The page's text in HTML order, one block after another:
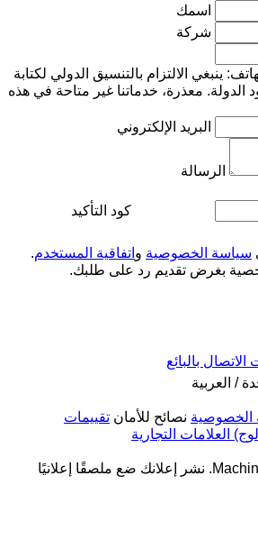
اسمك
شركة
ينبغي الالتزام بالتنسيق الدولي لكتابة
الدولة. معذرة، خدماتنا غير متاحة في هذه
البريد الإلكتروني
الرسالة
كود التأكيد
سياسة الخصوصية و اتفاقية المستخدم.
بغرض تقديم رد على طلبك.
بالبائع
/ العربية
الخصوصية نصائح للأمان تقييمات
العلامات التجارية
نشر إعلانك ضع ملصقًا إعلانيًا